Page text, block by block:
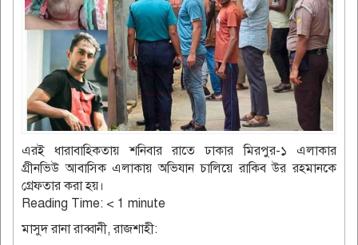
এরই ধারাবাহিকতায় শনিবার রাতে ঢাকার মিরপুর-১ এলাকার
গ্রীনভিউ আবাসিক এলাকায় অভিযান চালিয়ে রাকিব উর রহমানকে
গ্রেফতার করা হয়।
Reading Time: < 1 minute
মাসুদ রানা রাব্বানী, রাজশাহী: